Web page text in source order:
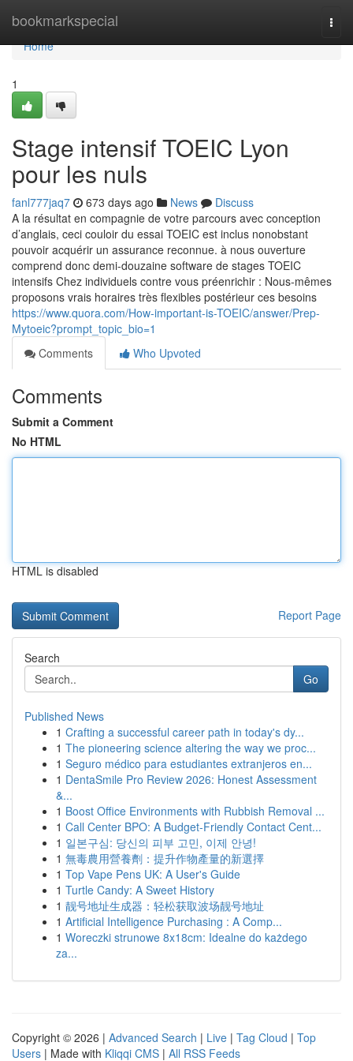
bookmarkspecial
Home
Home
1
Stage intensif TOEIC Lyon
pour les nuls
fanl777jaq7 673 days ago News
Discuss
A la résultat en compagnie de votre parcours avec conception
d’anglais, ceci couloir du essai TOEIC est inclus nonobstant
pouvoir acquérir un assurance reconnue. à nous ouverture
comprend donc demi-douzaine software de stages TOEIC
intensifs Chez individuels contre vous préenrichir : Nous-mêmes
proposons vrais horaires très flexibles postérieur ces besoins
https://www.quora.com/How-important-is-TOEIC/answer/Prep-
Mytoeic?prompt_topic_bio=1
Comments
Who Upvoted
Comments
Submit a Comment
No HTML
HTML is disabled
Report Page
Search
Go
Published News
1 Crafting a successful career path in today's dy...
1 The pioneering science altering the way we proc...
1 Seguro médico para estudiantes extranjeros en...
1 DentaSmile Pro Review 2026: Honest Assessment
&...
1 Boost Office Environments with Rubbish Removal ...
1 Call Center BPO: A Budget-Friendly Contact Cent...
1 일본구심: 당신의 피부 고민, 이제 안녕!
1 無毒農用營養劑：提升作物產量的新選擇
1 Top Vape Pens UK: A User's Guide
1 Turtle Candy: A Sweet History
1 靓号地址生成器：轻松获取波场靓号地址
1 Artificial Intelligence Purchasing : A Comp...
1 Woreczki strunowe 8x18cm: Idealne do każdego
za...
Copyright © 2026 | Advanced Search | Live | Tag Cloud | Top
Users | Made with Kliqqi CMS | All RSS Feeds